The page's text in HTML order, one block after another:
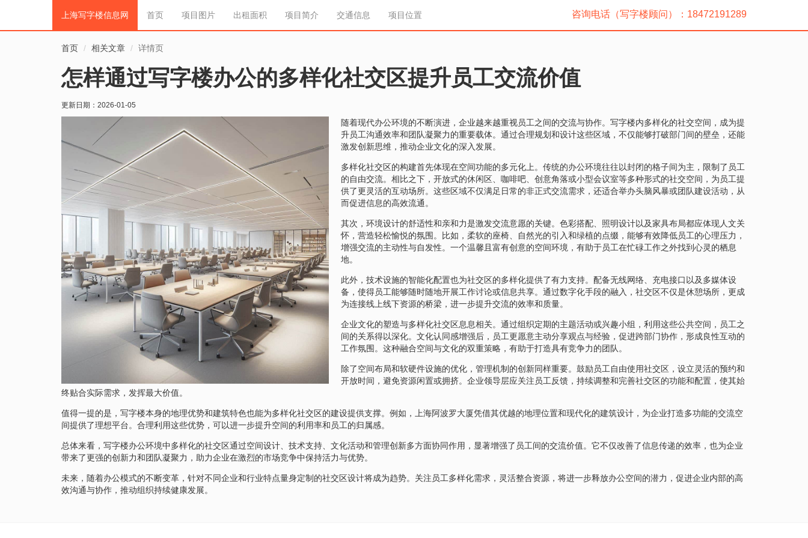
上海写字楼信息网 首页 项目图片 出租面积 项目简介 交通信息 项目位置 咨询电话（写字楼顾问）：18472191289
首页 相关文章 详情页
怎样通过写字楼办公的多样化社交区提升员工交流价值
更新日期： 2026-01-05
随着现代办公环境的不断演进，企业越来越重视员工之间的交流与协作。写字楼内多样化的社交空间，成为提
升员工沟通效率和团队凝聚力的重要载体。通过合理规划和设计这些区域，不仅能够打破部门间的壁垒，还能
激发创新思维，推动企业文化的深入发展。
多样化社交区的构建首先体现在空间功能的多元化上。传统的办公环境往往以封闭的格子间为主，限制了员工
的自由交流。相比之下，开放式的休闲区、咖啡吧、创意角落或小型会议室等多种形式的社交空间，为员工提
供了更灵活的互动场所。这些区域不仅满足日常的非正式交流需求，还适合举办头脑风暴或团队建设活动，从
而促进信息的高效流通。
其次，环境设计的舒适性和亲和力是激发交流意愿的关键。色彩搭配、照明设计以及家具布局都应体现人文关
怀，营造轻松愉悦的氛围。比如，柔软的座椅、自然光的引入和绿植的点缀，能够有效降低员工的心理压力，
增强交流的主动性与自发性。一个温馨且富有创意的空间环境，有助于员工在忙碌工作之外找到心灵的栖息
地。
此外，技术设施的智能化配置也为社交区的多样化提供了有力支持。配备无线网络、充电接口以及多媒体设
备，使得员工能够随时随地开展工作讨论或信息共享。通过数字化手段的融入，社交区不仅是休憩场所，更成
为连接线上线下资源的桥梁，进一步提升交流的效率和质量。
企业文化的塑造与多样化社交区息息相关。通过组织定期的主题活动或兴趣小组，利用这些公共空间，员工之
间的关系得以深化。文化认同感增强后，员工更愿意主动分享观点与经验，促进跨部门协作，形成良性互动的
工作氛围。这种融合空间与文化的双重策略，有助于打造具有竞争力的团队。
除了空间布局和软硬件设施的优化，管理机制的创新同样重要。鼓励员工自由使用社交区，设立灵活的预约和
开放时间，避免资源闲置或拥挤。企业领导层应关注员工反馈，持续调整和完善社交区的功能和配置，使其始
终贴合实际需求，发挥最大价值。
值得一提的是，写字楼本身的地理优势和建筑特色也能为多样化社交区的建设提供支撑。例如，上海阿波罗大厦凭借其优越的地理位置和现代化的建筑设计，为企业打造多功能的交流空
间提供了理想平台。合理利用这些优势，可以进一步提升空间的利用率和员工的归属感。
总体来看，写字楼办公环境中多样化的社交区通过空间设计、技术支持、文化活动和管理创新多方面协同作用，显著增强了员工间的交流价值。它不仅改善了信息传递的效率，也为企业
带来了更强的创新力和团队凝聚力，助力企业在激烈的市场竞争中保持活力与优势。
未来，随着办公模式的不断变革，针对不同企业和行业特点量身定制的社交区设计将成为趋势。关注员工多样化需求，灵活整合资源，将进一步释放办公空间的潜力，促进企业内部的高
效沟通与协作，推动组织持续健康发展。